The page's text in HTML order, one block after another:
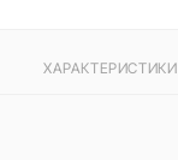
ХАРАКТЕРИСТИКИ